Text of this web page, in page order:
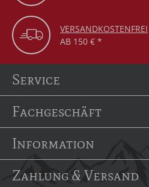
VERSANDKOSTENFREI
AB 150 € *
Service
Fachgeschäft
Information
Zahlung & Versand